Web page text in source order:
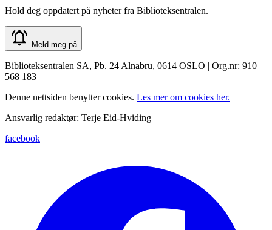
Hold deg oppdatert på nyheter fra Biblioteksentralen.
Meld meg på
Biblioteksentralen SA, Pb. 24 Alnabru, 0614 OSLO | Org.nr: 910
568 183
Denne nettsiden benytter cookies. Les mer om cookies her.
Ansvarlig redaktør: Terje Eid-Hviding
facebook